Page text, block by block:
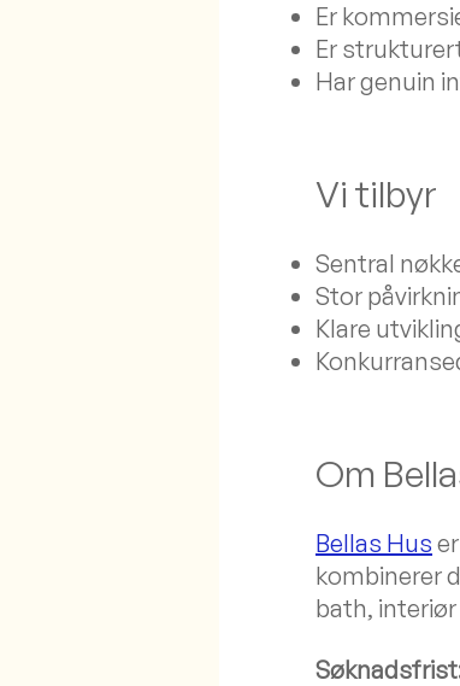
Er
Er
Har genuin
Vi tilbyr
Sentral
Stor
Klare
Om
Bellas Hus
kombinerer
bath,